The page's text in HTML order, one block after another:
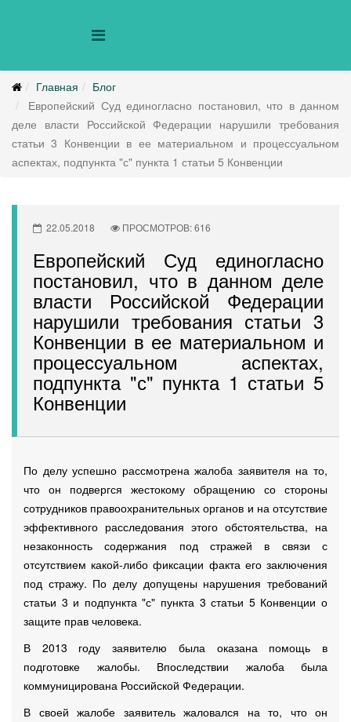
Главная
Блог
Европейский Суд единогласно постановил, что в данном
деле власти Российской Федерации нарушили требования
статьи 3 Конвенции в ее материальном и процессуальном
аспектах, подпункта "с" пункта 1 статьи 5 Конвенции
22.05.2018 ПРОСМОТРОВ: 616
Европейский Суд единогласно
постановил, что в данном деле
власти Российской Федерации
нарушили требования статьи 3
Конвенции в ее материальном и
процессуальном аспектах,
подпункта "с" пункта 1 статьи 5
Конвенции
По делу успешно рассмотрена жалоба заявителя на то,
что он подвергся жестокому обращению со стороны
сотрудников правоохранительных органов и на отсутствие
эффективного расследования этого обстоятельства, на
незаконность содержания под стражей в связи с
отсутствием какой-либо фиксации факта его заключения
под стражу. По делу допущены нарушения требований
статьи 3 и подпункта "с" пункта 3 статьи 5 Конвенции о
защите прав человека.
В 2013 году заявителю была оказана помощь в
подготовке жалобы. Впоследствии жалоба была
коммуницирована Российской Федерации.
В своей жалобе заявитель жаловался на то, что он